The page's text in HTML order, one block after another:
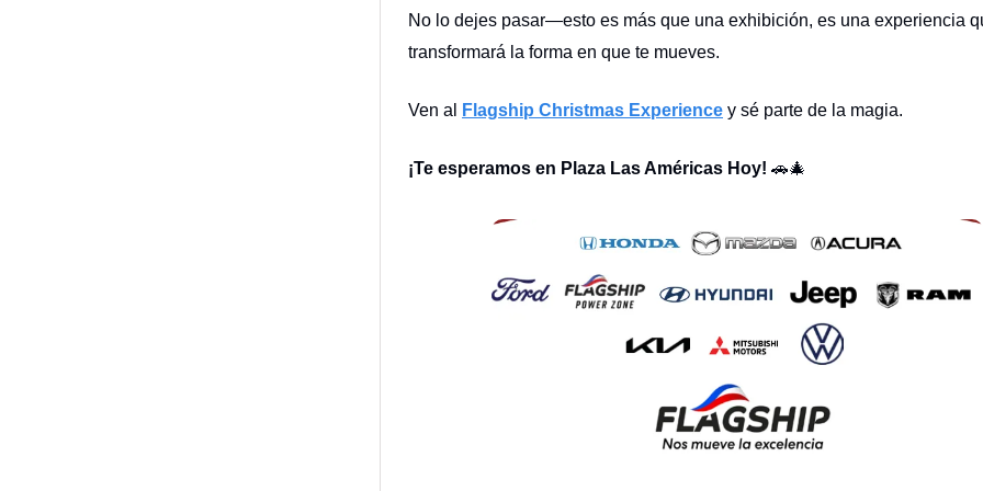
No lo dejes pasar—esto es más que una exhibición, es una experiencia
transformará la forma en que te mueves.
Ven al Flagship Christmas Experience y sé parte de la magia.
¡Te esperamos en Plaza Las Américas Hoy! 🚗🎄